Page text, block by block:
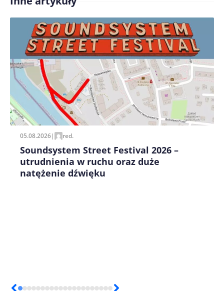
Zapamiętaj moje dane w tej przeglądarce podczas
pisania kolejnych komentarzy.
05.08.2026| red.
Soundsystem Street Festival 2026 –
utrudnienia w ruchu oraz duże
natężenie dźwięku